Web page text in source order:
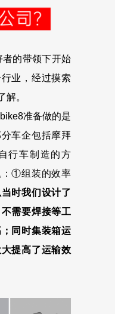
者的带领下开始
业，经过摸索
解。
准备做的是
车企包括摩拜
行车制造的方
：①组装的效率
时我们设计了
需要焊接等工
同时集装箱运
提高了运输效